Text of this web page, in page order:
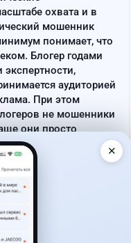
охвата и в
мошенник
понимает, что
Блогер годами
аудиторией
При этом
не мошенники
они просто
конфликт
случаях крайне
этот вид
финансовые
✕